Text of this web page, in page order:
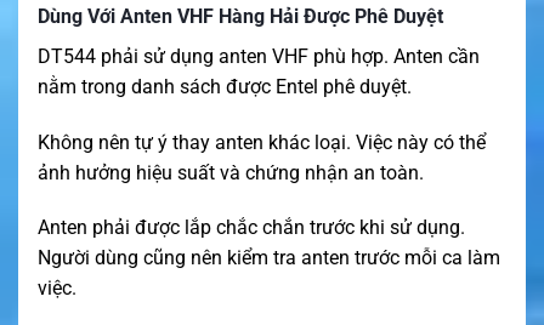
Dùng Với Anten VHF Hàng Hải Được Phê Duyệt
DT544 phải sử dụng anten VHF phù hợp. Anten cần
nằm trong danh sách được Entel phê duyệt.
Không nên tự ý thay anten khác loại. Việc này có thể
ảnh hưởng hiệu suất và chứng nhận an toàn.
Anten phải được lắp chắc chắn trước khi sử dụng.
Người dùng cũng nên kiểm tra anten trước mỗi ca làm
việc.